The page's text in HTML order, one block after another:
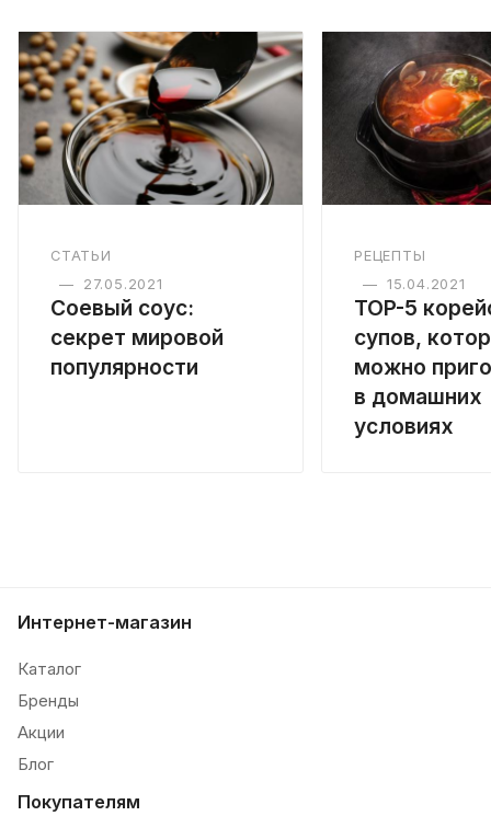
СТАТЬИ
—
27.05.2021
Соевый соус:
секрет мировой
популярности
РЕЦЕПТЫ
— 15.04.2021
TOP-5
супов,
можно
в домашних
условиях
Интернет-магазин
Каталог
Бренды
Акции
Блог
Покупателям